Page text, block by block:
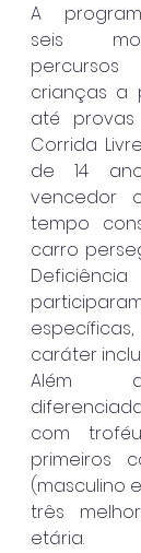
A
seis
crianças a
até
Corrida
de 14
vencedor
tempo
carro
caráter
Além
com
primeiros
(masculino
três
etária.